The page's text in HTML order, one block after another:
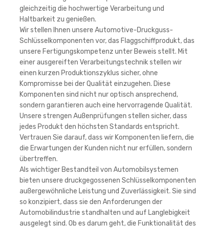
gleichzeitig die hochwertige Verarbeitung und
Haltbarkeit zu genießen.
Wir stellen Ihnen unsere Automotive-Druckguss-
Schlüsselkomponenten vor, das Flaggschiffprodukt, das
unsere Fertigungskompetenz unter Beweis stellt. Mit
einer ausgereiften Verarbeitungstechnik stellen wir
einen kurzen Produktionszyklus sicher, ohne
Kompromisse bei der Qualität einzugehen. Diese
Komponenten sind nicht nur optisch ansprechend,
sondern garantieren auch eine hervorragende Qualität.
Unsere strengen Außenprüfungen stellen sicher, dass
jedes Produkt den höchsten Standards entspricht.
Vertrauen Sie darauf, dass wir Komponenten liefern, die
die Erwartungen der Kunden nicht nur erfüllen, sondern
übertreffen.
Als wichtiger Bestandteil von Automobilsystemen
bieten unsere druckgegossenen Schlüsselkomponenten
außergewöhnliche Leistung und Zuverlässigkeit. Sie sind
so konzipiert, dass sie den Anforderungen der
Automobilindustrie standhalten und auf Langlebigkeit
ausgelegt sind. Ob es darum geht, die Funktionalität des